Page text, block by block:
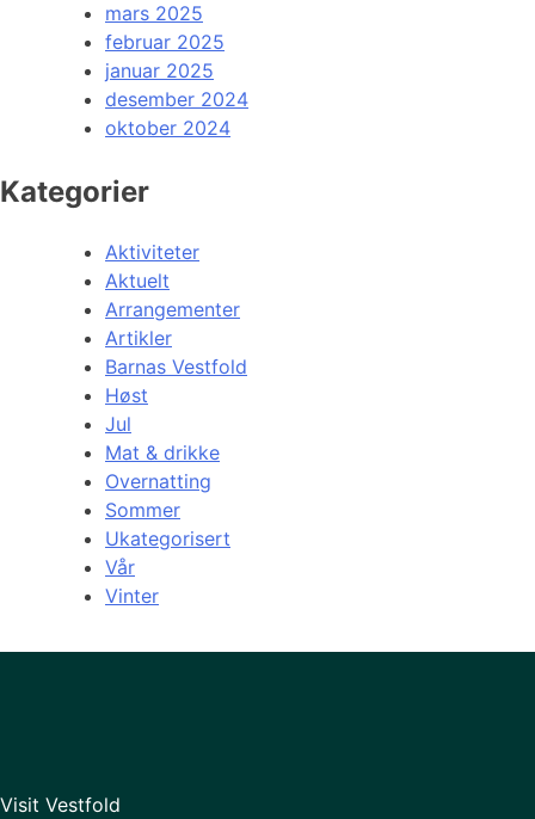
mars 2025
februar 2025
januar 2025
desember 2024
oktober 2024
Kategorier
Aktiviteter
Aktuelt
Arrangementer
Artikler
Barnas Vestfold
Høst
Jul
Mat & drikke
Overnatting
Sommer
Ukategorisert
Vår
Vinter
Visit Vestfold